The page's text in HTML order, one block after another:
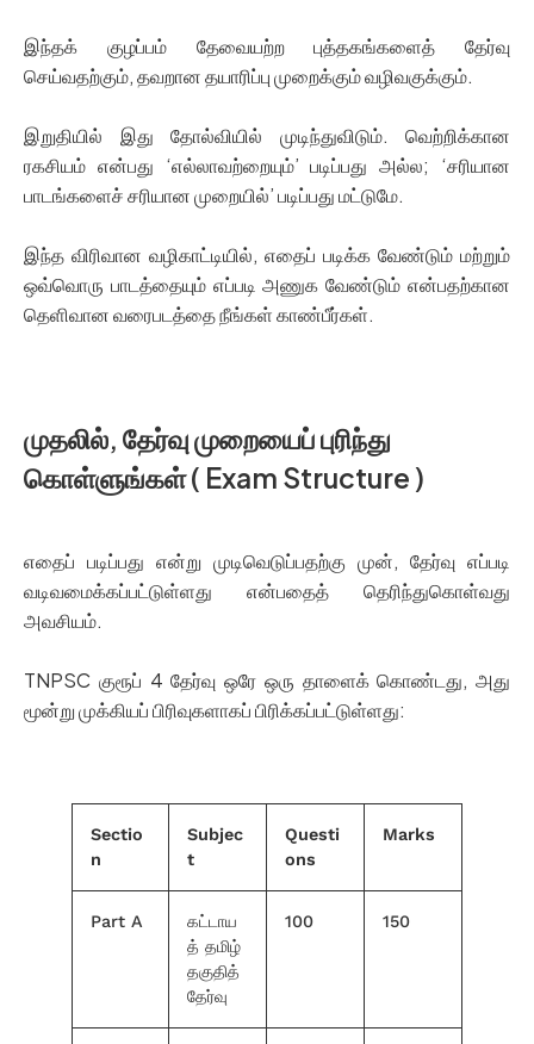
இந்தக் குழப்பம் தேவையற்ற புத்தகங்களைத் தேர்வு
செய்வதற்கும், தவறான தயாரிப்பு முறைக்கும் வழிவகுக்கும்.
இறுதியில் இது தோல்வியில் முடிந்துவிடும். வெற்றிக்கான
ரகசியம் என்பது ‘எல்லாவற்றையும்’ படிப்பது அல்ல; ‘சரியான
பாடங்களைச் சரியான முறையில்’ படிப்பது மட்டுமே.
இந்த விரிவான வழிகாட்டியில், எதைப் படிக்க வேண்டும் மற்றும்
ஒவ்வொரு பாடத்தையும் எப்படி அணுக வேண்டும் என்பதற்கான
தெளிவான வரைபடத்தை நீங்கள் காண்பீர்கள்.
முதலில், தேர்வு முறையைப் புரிந்து
கொள்ளுங்கள் ( Exam Structure )
எதைப் படிப்பது என்று முடிவெடுப்பதற்கு முன், தேர்வு எப்படி
வடிவமைக்கப்பட்டுள்ளது என்பதைத் தெரிந்துகொள்வது
அவசியம்.
TNPSC குரூப் 4 தேர்வு ஒரே ஒரு தாளைக் கொண்டது, அது
மூன்று முக்கியப் பிரிவுகளாகப் பிரிக்கப்பட்டுள்ளது:
Sectio
n
Subjec
t
Questi
ons
Marks
Part A
கட்டாய
த் தமிழ்
தகுதித்
தேர்வு
100 150